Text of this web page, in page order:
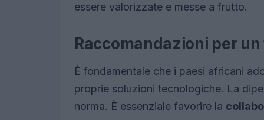
essere valorizzate e messe a frutto.
Raccomandazioni per
È fondamentale che i paesi africani
proprie soluzioni tecnologiche. La
norma. È essenziale favorire la